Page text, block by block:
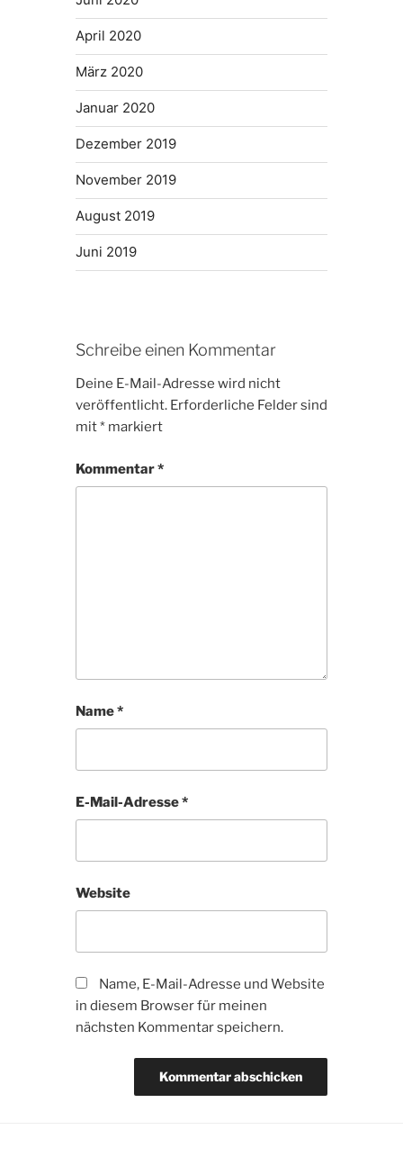
April 2020
März 2020
Januar 2020
Dezember 2019
November 2019
August 2019
Juni 2019
Schreibe einen Kommentar
Deine E-Mail-Adresse wird nicht
veröffentlicht. Erforderliche Felder sind
mit* markiert
Kommentar*
Name*
E-Mail-Adresse*
Website
Name, E-Mail-Adresse und Website
in diesem Browser für meinen
nächsten Kommentar speichern.